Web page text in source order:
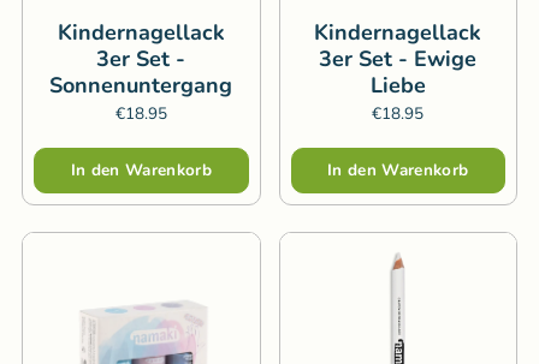
Kindernagellack
3er Set -
Sonnenuntergang
€18.95
Menge
In den Warenkorb
Kindernagellack
3er Set - Ewige
Liebe
€18.95
Menge
In den Warenkorb